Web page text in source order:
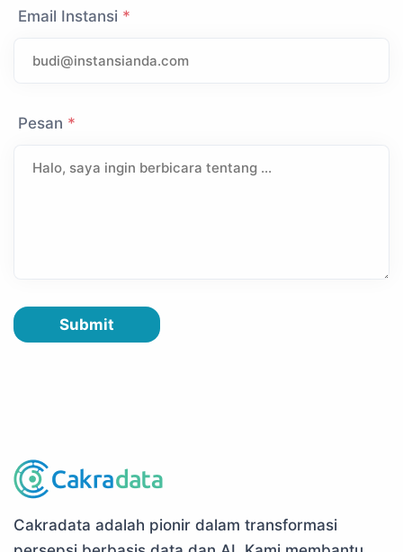
Email Instansi *
Pesan *
Submit
Cakradata adalah pionir dalam transformasi